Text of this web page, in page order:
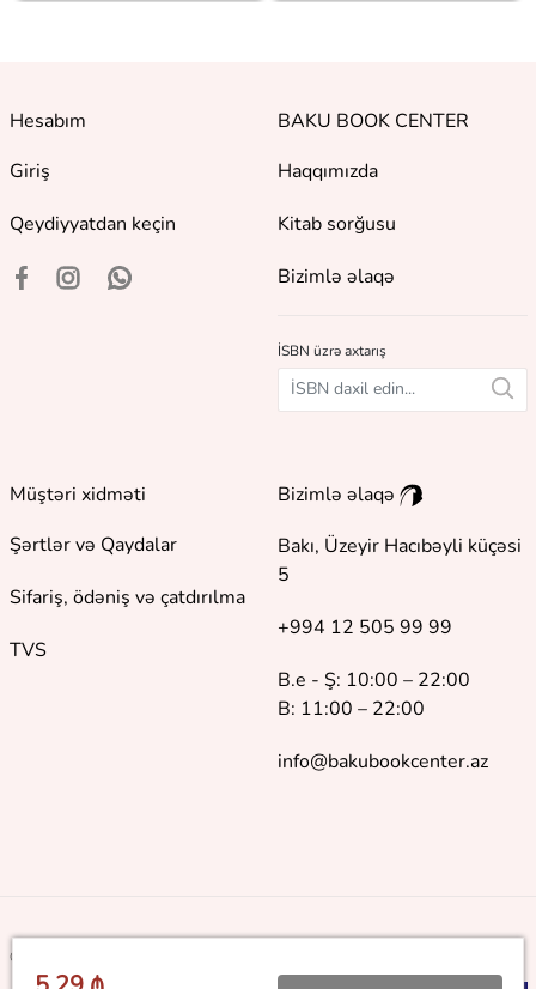
Hesabım
Giriş
Qeydiyyatdan keçin
BAKU BOOK CENTER
Haqqımızda
Kitab sorğusu
Bizimlə əlaqə
İSBN üzrə axtarış
Müştəri xidməti
Şərtlər və Qaydalar
Sifariş, ödəniş və çatdırılma
TVS
Bizimlə əlaqə
Bakı, Üzeyir Hacıbəyli küçəsi
5
+994 12 505 99 99
B.e - Ş: 10:00 – 22:00
B: 11:00 – 22:00
info@bakubookcenter.az
©